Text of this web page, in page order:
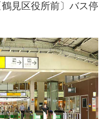
鶴見区役所前〕バス停